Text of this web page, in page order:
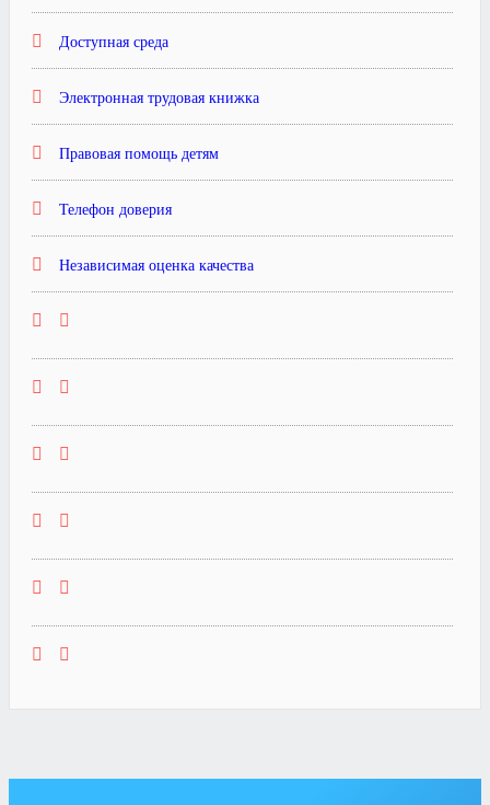
Доступная среда
Электронная трудовая книжка
Правовая помощь детям
Телефон доверия
Независимая оценка качества